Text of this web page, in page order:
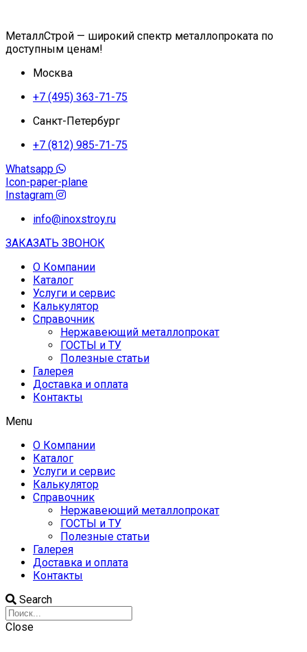
МеталлСтрой — широкий спектр металлопроката по
доступным ценам!
Москва
+7 (495) 363-71-75
Санкт-Петербург
+7 (812) 985-71-75
Whatsapp
Icon-paper-plane
Instagram
info@inoxstroy.ru
ЗАКАЗАТЬ ЗВОНОК
О Компании
Каталог
Услуги и сервис
Калькулятор
Справочник
Нержавеющий металлопрокат
ГОСТЫ и ТУ
Полезные статьи
Галерея
Доставка и оплата
Контакты
Menu
О Компании
Каталог
Услуги и сервис
Калькулятор
Справочник
Нержавеющий металлопрокат
ГОСТЫ и ТУ
Полезные статьи
Галерея
Доставка и оплата
Контакты
Search
Close